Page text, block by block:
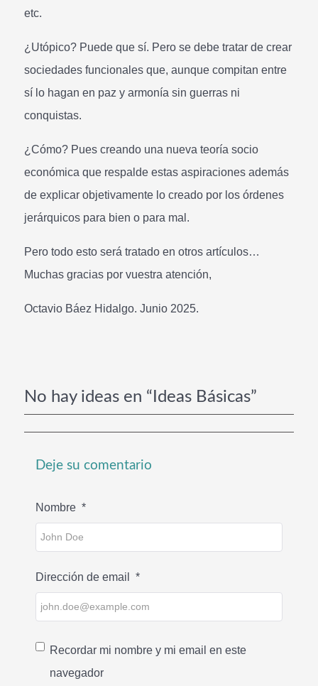
etc.
¿Utópico? Puede que sí. Pero se debe tratar de crear
sociedades funcionales que, aunque compitan entre
sí lo hagan en paz y armonía sin guerras ni
conquistas.
¿Cómo? Pues creando una nueva teoría socio
económica que respalde estas aspiraciones además
de explicar objetivamente lo creado por los órdenes
jerárquicos para bien o para mal.
Pero todo esto será tratado en otros artículos…
Muchas gracias por vuestra atención,
Octavio Báez Hidalgo. Junio 2025.
No hay ideas en “Ideas Básicas”
Deje su comentario
Nombre *
Dirección de email *
Recordar mi nombre y mi email en este
navegador